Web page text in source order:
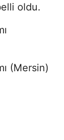
oldu.
(Mersin)